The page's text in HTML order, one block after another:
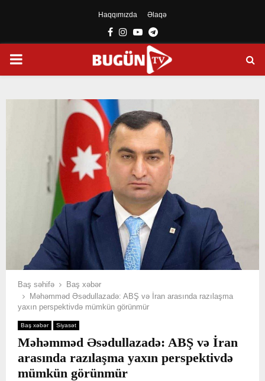
Haqqımızda Əlaqə
Facebook
Instagram
YoutubeTelegram
PRIMARY
Baş səhifə
Baş xəbər
Məhəmməd Əsədullazadə: ABŞ və İran arasında razılaşma
yaxın perspektivdə mümkün görünmür
Baş xəbər Siyasət
Məhəmməd Əsədullazadə: ABŞ və İran
arasında razılaşma yaxın perspektivdə
mümkün görünmür